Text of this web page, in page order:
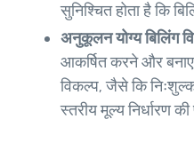
सुनिश्चित होता है कि
अनुकूलन योग्य बिलिंग
आकर्षित करने और
विकल्प, जैसे कि
स्तरीय मूल्य निर्धारण